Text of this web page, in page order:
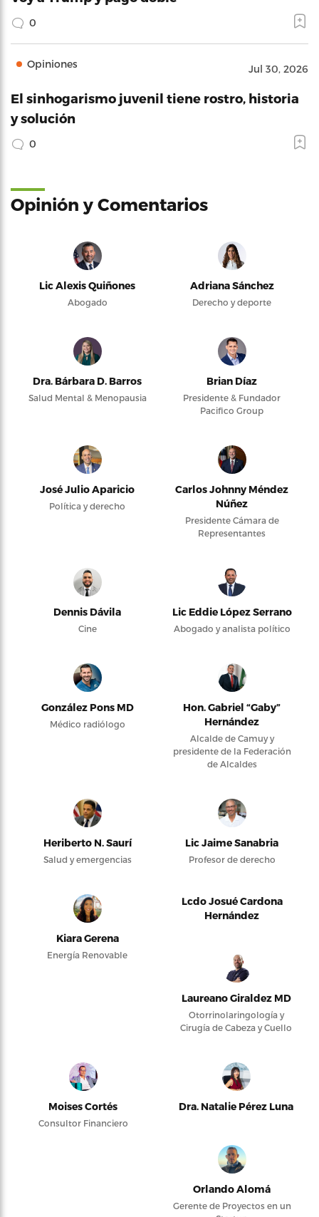
0
Opiniones Jul 30, 2026
El sinhogarismo juvenil tiene rostro, historia
y solución
0
Opinión y Comentarios
Lic Alexis Quiñones
Abogado
Adriana Sánchez
Derecho y deporte
Dra. Bárbara D. Barros
Salud Mental & Menopausia
Brian Díaz
Presidente & Fundador
Pacifico Group
José Julio Aparicio
Política y derecho
Carlos Johnny Méndez
Núñez
Presidente Cámara de
Representantes
Dennis Dávila
Cine
Lic Eddie López Serrano
Abogado y analista político
González Pons MD
Médico radiólogo
Hon. Gabriel “Gaby”
Hernández
Alcalde de Camuy y
presidente de la Federación
de Alcaldes
Heriberto N. Saurí
Salud y emergencias
Lic Jaime Sanabria
Profesor de derecho
Kiara Gerena
Energía Renovable
Lcdo Josué Cardona
Hernández
Laureano Giraldez MD
Otorrinolaringología y
Cirugía de Cabeza y Cuello
Moises Cortés
Consultor Financiero
Dra. Natalie Pérez Luna
Orlando Alomá
Gerente de Proyectos en un